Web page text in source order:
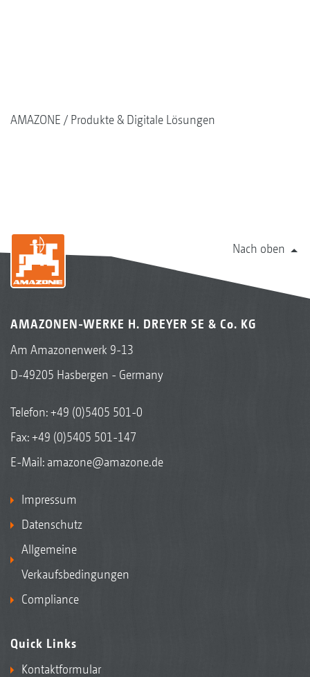
AMAZONE Produkte & Digitale Lösungen
Nach oben
AMAZONEN-WERKE H. DREYER SE & Co. KG
Am Amazonenwerk 9-13
D-49205 Hasbergen - Germany
Telefon:+49 (0)5405 501-0
Fax: +49 (0)5405 501-147
E-Mail: amazone@amazone.de
Impressum
Datenschutz
Allgemeine
Verkaufsbedingungen
Compliance
Quick Links
Kontaktformular